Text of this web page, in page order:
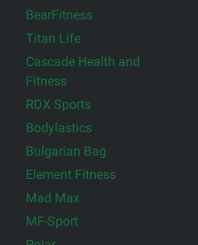
BearFitness
Titan Life
Cascade Health and
Fitness
RDX Sports
Bodylastics
Bulgarian Bag
Element Fitness
Mad Max
MF-Sport